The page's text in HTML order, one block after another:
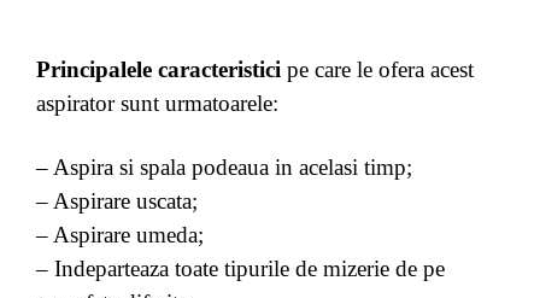
Principalele caracteristici pe care le ofera acest
aspirator sunt urmatoarele:
– Aspira si spala podeaua in acelasi timp;
– Aspirare uscata;
– Aspirare umeda;
– Indeparteaza toate tipurile de mizerie de pe